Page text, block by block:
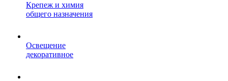
Крепеж и химия
общего назначения
Освещение
декоративное